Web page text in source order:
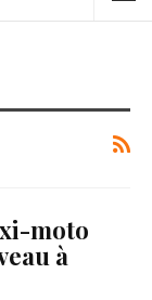
moto
à